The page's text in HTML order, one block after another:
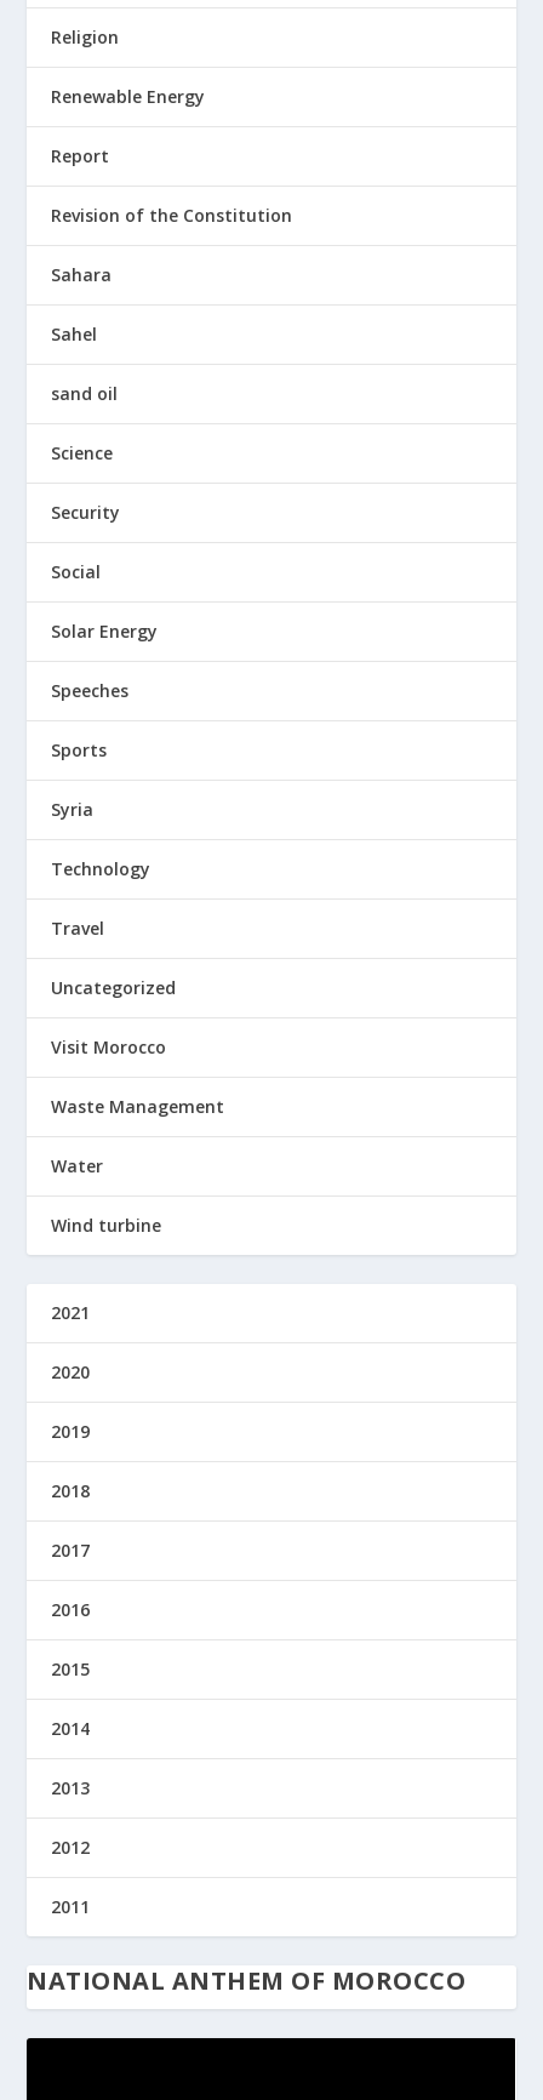
Religion
Renewable Energy
Report
Revision of the Constitution
Sahara
Sahel
sand oil
Science
Security
Social
Solar Energy
Speeches
Sports
Syria
Technology
Travel
Uncategorized
Visit Morocco
Waste Management
Water
Wind turbine
2021
2020
2019
2018
2017
2016
2015
2014
2013
2012
2011
NATIONAL ANTHEM OF MOROCCO